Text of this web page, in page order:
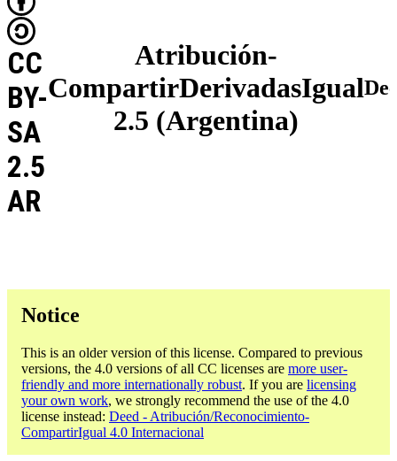
Atribución-
CompartirDerivadasIgual
2.5 (Argentina)
CC
BY-
SA
2.5
AR
Notice
This is an older version of this license. Compared to previous
versions, the 4.0 versions of all CC licenses are more user-
friendly and more internationally robust. If you are licensing
your own work, we strongly recommend the use of the 4.0
license instead: Deed - Atribución/Reconocimiento-
CompartirIgual 4.0 Internacional